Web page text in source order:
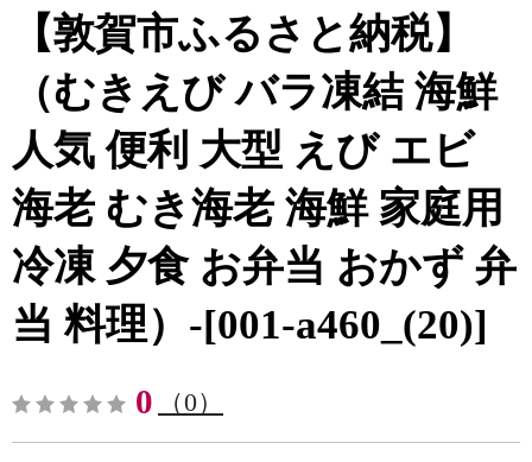
【敦賀市ふるさと納税】
（むきえび バラ凍結 海鮮
人気 便利 大型 えび エビ
海老 むき海老 海鮮 家庭用
冷凍 夕食 お弁当 おかず 弁
当 料理）-[001-a460_(20)]
0 （0）